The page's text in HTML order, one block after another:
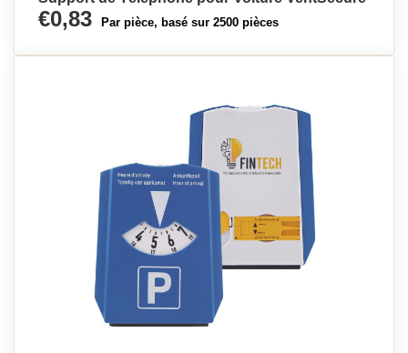
€0,83 Par pièce, basé sur 2500 pièces